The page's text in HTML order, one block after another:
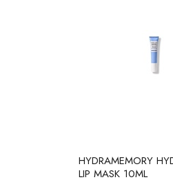
HYDRAMEMORY
LIP MASK 10ML